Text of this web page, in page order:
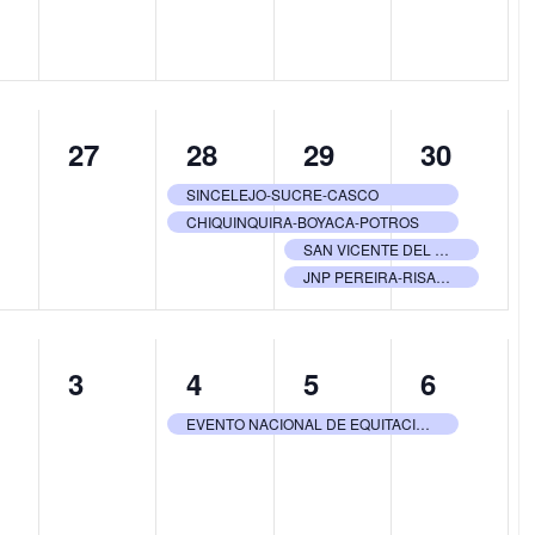
0
eventos,
27
2
eventos,
28
SINCELEJO-SUCRE-CASCO
CHIQUINQUIRA-BOYACA-POTROS
4
eventos,
29
SAN VICENTE DEL CAGUAN – CAQUETA – ACABACA
JNP PEREIRA-RISARALDA-CRINES
4
eventos,
30
0
eventos,
3
1
evento,
4
EVENTO NACIONAL DE EQUITACIÓN-CALI-VALLE DEL CAUCA-FEDEQUINAS
1
evento,
5
1
evento,
6